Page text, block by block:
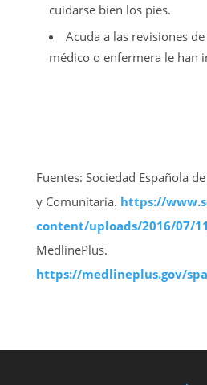
cuidarse bien los pies.
Acuda a las revisiones
médico o enfermera le han
Fuentes: Sociedad Española
y Comunitaria. https://
content/uploads/2016/07/
MedlinePlus.
https://medlineplus.gov/